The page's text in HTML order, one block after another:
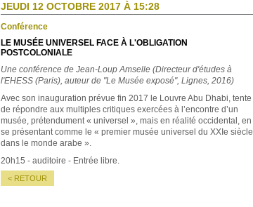
JEUDI 12 OCTOBRE 2017 À 15:28
Conférence
LE MUSÉE UNIVERSEL FACE À L'OBLIGATION
POSTCOLONIALE
Une conférence de Jean-Loup Amselle (Directeur d'études à
l'EHESS (Paris), auteur de "Le Musée exposé", Lignes, 2016)
Avec son inauguration prévue fin 2017 le Louvre Abu Dhabi, tente
de répondre aux multiples critiques exercées à l’encontre d’un
musée, prétendument « universel », mais en réalité occidental, en
se présentant comme le « premier musée universel du XXIe siècle
dans le monde arabe ».
20h15 - auditoire - Entrée libre.
< RETOUR